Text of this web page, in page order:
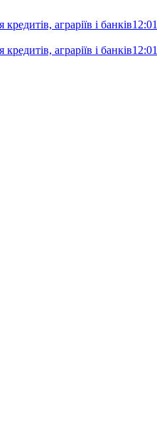
аграріїв і банків12:01
аграріїв і банків12:01